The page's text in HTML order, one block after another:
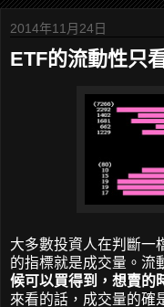
2014年11月24日
ETF的流動性只
大多數投資人在判斷一
的指標就是成交量。流
候可以買得到，想賣的
來看的話，成交量的確